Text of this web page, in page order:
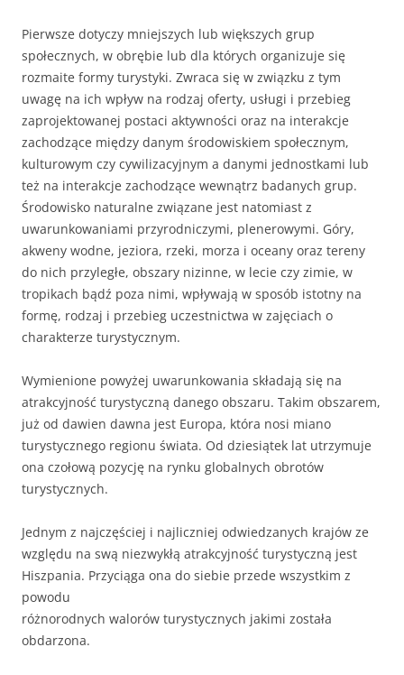
Pierwsze dotyczy mniejszych lub większych grup
społecznych, w obrębie lub dla których organizuje się
rozmaite formy turystyki. Zwraca się w związku z tym
uwagę na ich wpływ na rodzaj oferty, usługi i przebieg
zaprojektowanej postaci aktywności oraz na interakcje
zachodzące między danym środowiskiem społecznym,
kulturowym czy cywilizacyjnym a danymi jednostkami lub
też na interakcje zachodzące wewnątrz badanych grup.
Środowisko naturalne związane jest natomiast z
uwarunkowaniami przyrodniczymi, plenerowymi. Góry,
akweny wodne, jeziora, rzeki, morza i oceany oraz tereny
do nich przyległe, obszary nizinne, w lecie czy zimie, w
tropikach bądź poza nimi, wpływają w sposób istotny na
formę, rodzaj i przebieg uczestnictwa w zajęciach o
charakterze turystycznym.
Wymienione powyżej uwarunkowania składają się na
atrakcyjność turystyczną danego obszaru. Takim obszarem,
już od dawien dawna jest Europa, która nosi miano
turystycznego regionu świata. Od dziesiątek lat utrzymuje
ona czołową pozycję na rynku globalnych obrotów
turystycznych.
Jednym z najczęściej i najliczniej odwiedzanych krajów ze
względu na swą niezwykłą atrakcyjność turystyczną jest
Hiszpania. Przyciąga ona do siebie przede wszystkim z
powodu
różnorodnych walorów turystycznych jakimi została
obdarzona.